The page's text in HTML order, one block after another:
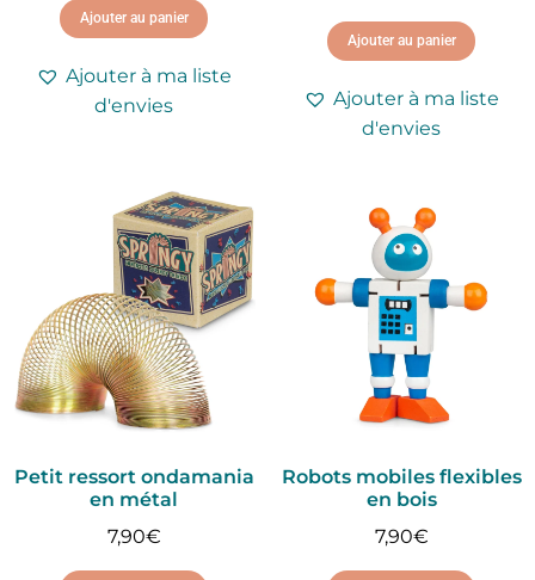
Ajouter au panier
Ajouter à ma liste
d'envies
Ajouter au panier
Ajouter à ma liste
d'envies
Petit ressort ondamania
en métal
7,90€
Robots mobiles flexibles
en bois
7,90€